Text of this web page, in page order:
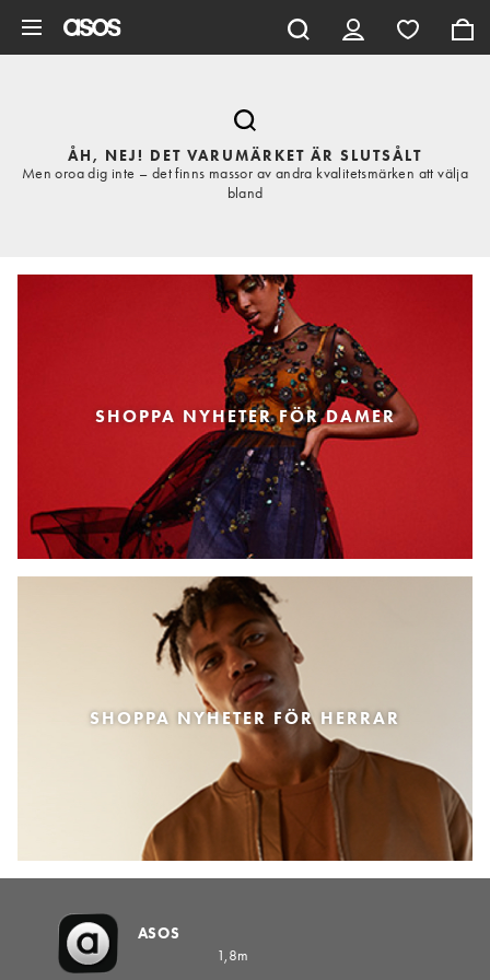
ÅH, NEJ! DET VARUMÄRKET ÄR SLUTSÅLT
Men oroa dig inte – det finns massor av andra kvalitetsmärken att välja
bland
SHOPPA NYHETER FÖR DAMER
SHOPPA NYHETER FÖR HERRAR
ASOS
1,8m